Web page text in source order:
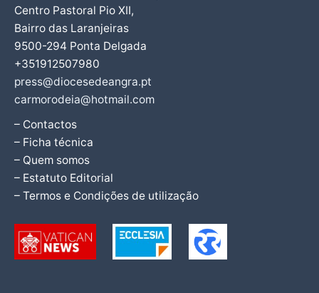
Centro Pastoral Pio XII,
Bairro das Laranjeiras
9500-294 Ponta Delgada
+351912507980
press@diocesedeangra.pt
carmorodeia@hotmail.com
– Contactos
– Ficha técnica
– Quem somos
– Estatuto Editorial
– Termos e Condições de utilização